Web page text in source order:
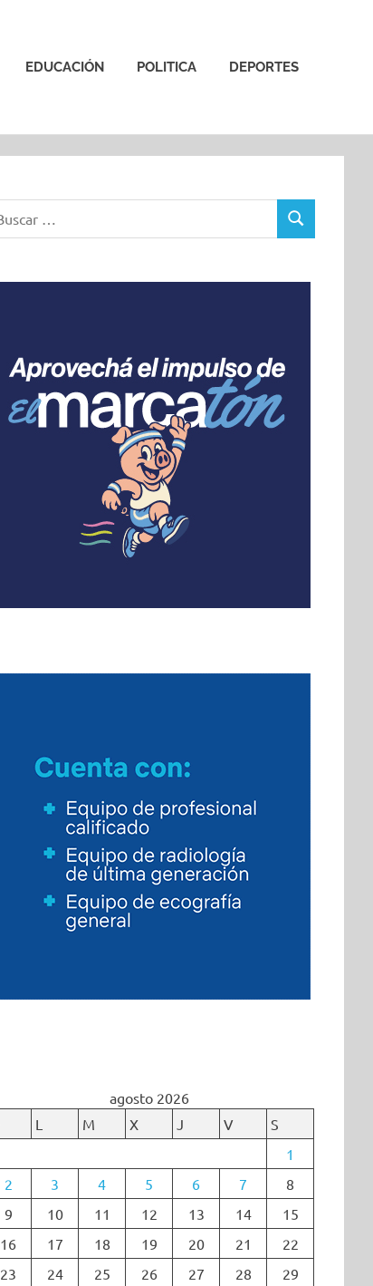
EDUCACIÓN POLITICA DEPORTES
BUSCAR
agosto 2026
L M X J V
S
1
2
3 4 5 6 7
8
9
10 11 12 13 14
15
16
17 18 19 20 21
22
23
24 25 26 27 28
29